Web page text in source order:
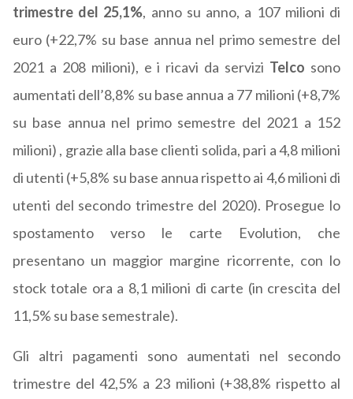
trimestre del 25,1%, anno su anno, a 107 milioni di
euro (+22,7% su base annua nel primo semestre del
2021 a 208 milioni), e i ricavi da servizi Telco sono
aumentati dell’8,8% su base annua a 77 milioni (+8,7%
su base annua nel primo semestre del 2021 a 152
milioni) , grazie alla base clienti solida, pari a 4,8 milioni
di utenti (+5,8% su base annua rispetto ai 4,6 milioni di
utenti del secondo trimestre del 2020). Prosegue lo
spostamento verso le carte Evolution, che
presentano un maggior margine ricorrente, con lo
stock totale ora a 8,1 milioni di carte (in crescita del
11,5% su base semestrale).
Gli altri pagamenti sono aumentati nel secondo
trimestre del 42,5% a 23 milioni (+38,8% rispetto al